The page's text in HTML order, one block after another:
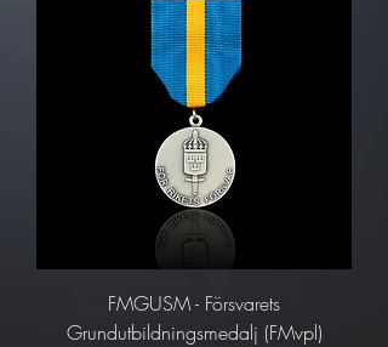
FMGUSM - Försvarets
Grundutbildningsmedalj (FMvpl)